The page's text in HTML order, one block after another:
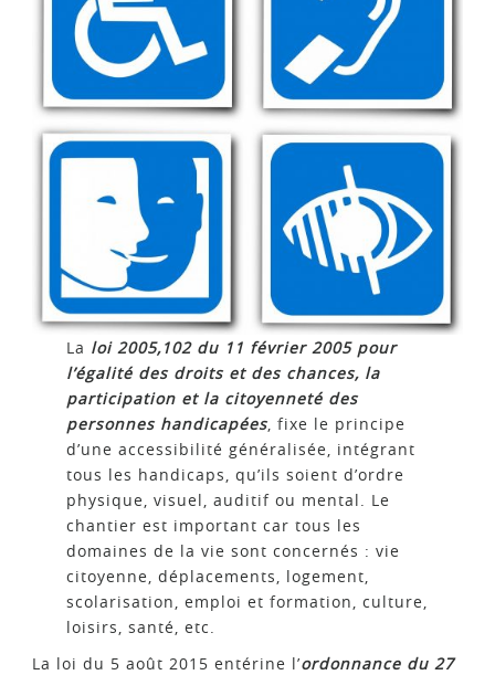
La loi 2005,102 du 11 février 2005 pour
l’égalité des droits et des chances, la
participation et la citoyenneté des
personnes handicapées, fixe le principe
d’une accessibilité généralisée, intégrant
tous les handicaps, qu’ils soient d’ordre
physique, visuel, auditif ou mental. Le
chantier est important car tous les
domaines de la vie sont concernés : vie
citoyenne, déplacements, logement,
scolarisation, emploi et formation, culture,
loisirs, santé, etc.
La loi du 5 août 2015 entérine l’ordonnance du 27